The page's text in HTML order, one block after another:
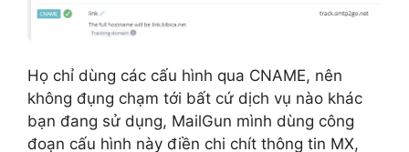
Họ chỉ dùng các cấu hình qua CNAME, nên
không đụng chạm tới bất cứ dịch vụ nào khác
bạn đang sử dụng, MailGun mình dùng công
đoạn cấu hình này điền chi chít thông tin MX,